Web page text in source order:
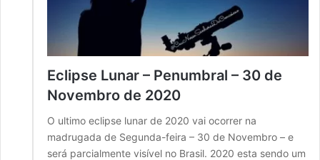
Eclipse Lunar – Penumbral – 30 de
Novembro de 2020
O ultimo eclipse lunar de 2020 vai ocorrer na
madrugada de Segunda-feira – 30 de Novembro – e
será parcialmente visível no Brasil. 2020 esta sendo um